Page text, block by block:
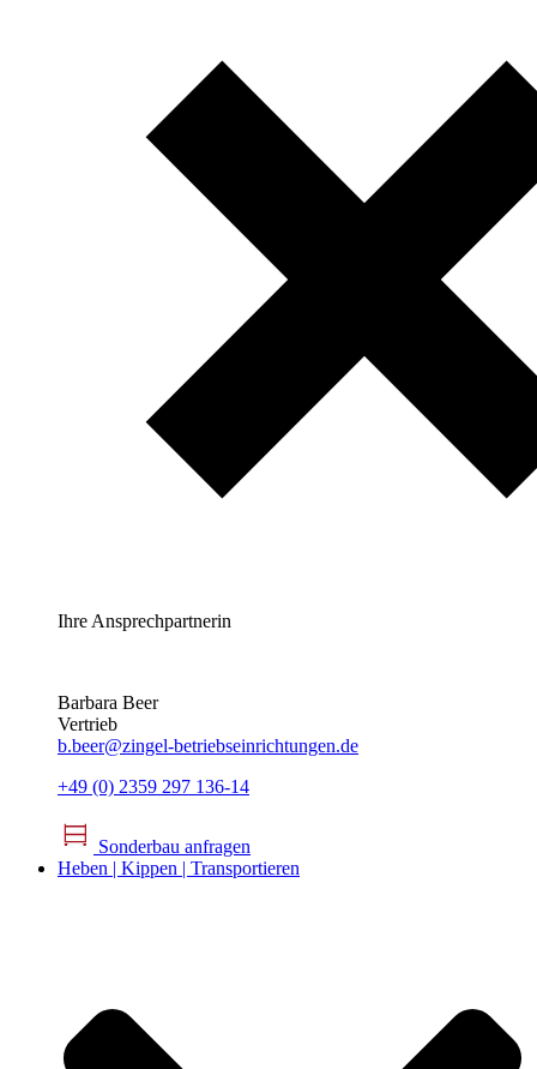
Ihre Ansprechpartnerin
Barbara Beer
Vertrieb
b.beer@zingel-betriebseinrichtungen.de
+49 (0) 2359 297 136-14
Sonderbau anfragen
Heben | Kippen | Transportieren